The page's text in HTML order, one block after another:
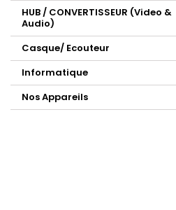
HUB / CONVERTISSEUR (Video &
Audio)
Casque/ Ecouteur
Informatique
Nos Appareils